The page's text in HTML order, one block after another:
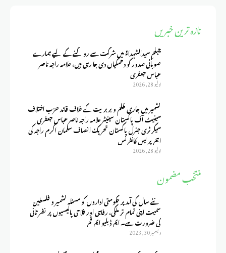
تازہ ترین خبریں
چہلمِ سیدالشہداءؑ میں شرکت سے روکنے کے لیے ہمارے
صوبائی صدور کو دھمکیاں دی جا رہی ہیں، علامہ راجہ ناصر
عباس جعفری
يوليو 28, 2026
کشمیر میں جاری ظلم و بربریت کے خلاف قائد حزب اختلاف
سینیٹ آف پاکستان سینیٹر علامہ راجہ ناصر عباس جعفری
سیکرٹری جنرل پاکستان تحریک انصاف سلمان اکرم راجہ کی
اہم پریس کانفرنس
يوليو 28, 2026
منتخب مضمون
نئے سال کی آمد پر حکومتی اداروں کو مسئلہ کشمیر و فلسطین
سمیت اپنی تمام تر ملکی، رفاہی اور فلاحی پالیسیوں پر نظر ثانی
کی ضرورت ہے۔ ایم ڈبلیو ایم قم
ديسمبر 30, 2023